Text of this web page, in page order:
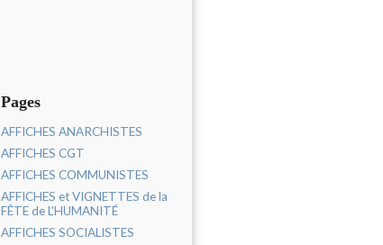
Pages
AFFICHES ANARCHISTES
AFFICHES CGT
AFFICHES COMMUNISTES
AFFICHES et VIGNETTES de la
FÊTE de L'HUMANITÉ
AFFICHES SOCIALISTES